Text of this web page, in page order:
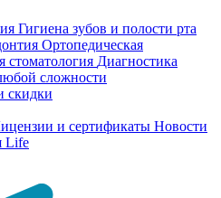
Гигиена зубов и полости рта
Ортопедическая
стоматология Диагностика
сложности
скидки
и сертификаты Новости
Life